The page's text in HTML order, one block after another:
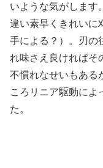
いような気がします
違い素早くきれいに
手による？）。刃の
れ味さえ良ければそ
不慣れなせいもある
ころリニア駆動によ
た。